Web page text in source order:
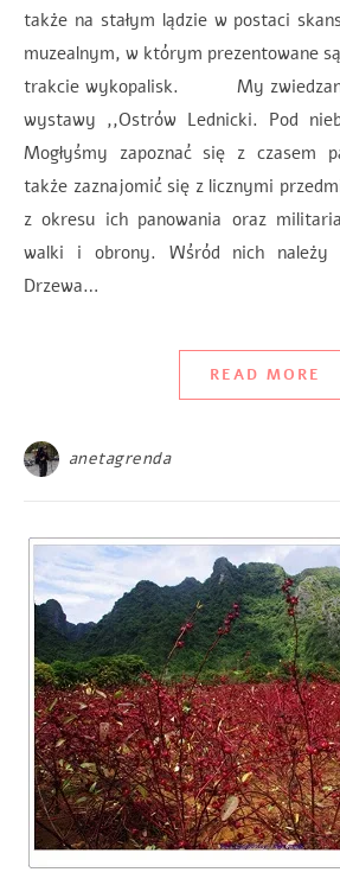
także na stałym lądzie w postaci
muzealnym, w którym prezentowane
trakcie wykopalisk. My zwiedzanie
wystawy ,,Ostrów Lednicki. Pod
Mogłyśmy zapoznać się z czasem
także zaznajomić się z licznymi
z okresu ich panowania oraz
walki i obrony. Wśród nich należy
Drzewa…
READ MORE
anetagrenda